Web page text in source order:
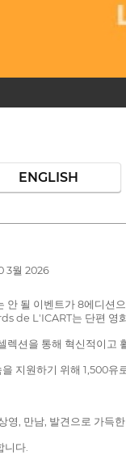
ENGLISH
3월 2026
안 될 이벤트가 8에디션
de L'ICART는 단편 영
렉션을 통해 혁신적이
지원하기 위해 1,500유
영, 만남, 발견으로 가득
니다.